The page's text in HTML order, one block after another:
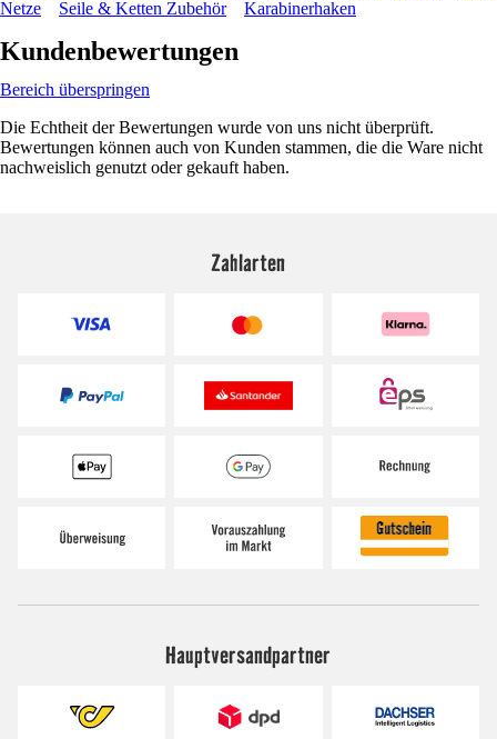
Netze
Seile & Ketten Zubehör Karabinerhaken
Kundenbewertungen
Bereich überspringen
Die Echtheit der Bewertungen wurde von uns nicht überprüft.
Bewertungen können auch von Kunden stammen, die die Ware nicht
nachweislich genutzt oder gekauft haben.
Zahlarten
Hauptversandpartner